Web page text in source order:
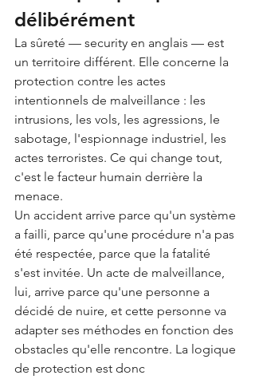
délibérément
La sûreté — security en anglais — est
un territoire différent. Elle concerne la
protection contre les actes
intentionnels de malveillance : les
intrusions, les vols, les agressions, le
sabotage, l'espionnage industriel, les
actes terroristes. Ce qui change tout,
c'est le facteur humain derrière la
menace.
Un accident arrive parce qu'un système
a failli, parce qu'une procédure n'a pas
été respectée, parce que la fatalité
s'est invitée. Un acte de malveillance,
lui, arrive parce qu'une personne a
décidé de nuire, et cette personne va
adapter ses méthodes en fonction des
obstacles qu'elle rencontre. La logique
de protection est donc